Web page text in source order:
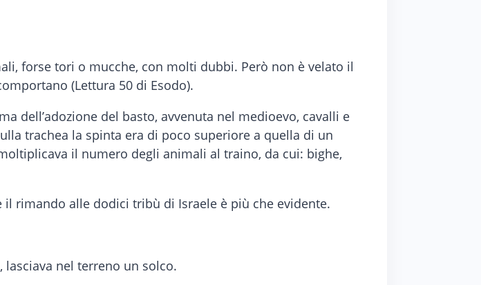
forse tori o mucche, con molti dubbi. Però non è velato il
(Lettura 50 di Esodo).
dell’adozione del basto, avvenuta nel medioevo, cavalli e
trachea la spinta era di poco superiore a quella di un
il numero degli animali al traino, da cui: bighe,
rimando alle dodici tribù di Israele è più che evidente.
lasciava nel terreno un solco.